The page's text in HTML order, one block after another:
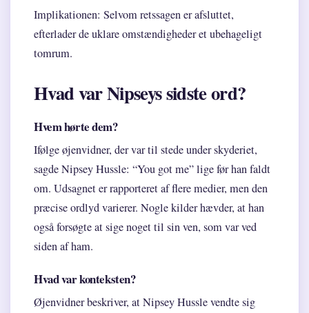
Implikationen: Selvom retssagen er afsluttet,
efterlader de uklare omstændigheder et ubehageligt
tomrum.
Hvad var Nipseys sidste ord?
Hvem hørte dem?
Ifølge øjenvidner, der var til stede under skyderiet,
sagde Nipsey Hussle: “You got me” lige før han faldt
om. Udsagnet er rapporteret af flere medier, men den
præcise ordlyd varierer. Nogle kilder hævder, at han
også forsøgte at sige noget til sin ven, som var ved
siden af ham.
Hvad var konteksten?
Øjenvidner beskriver, at Nipsey Hussle vendte sig